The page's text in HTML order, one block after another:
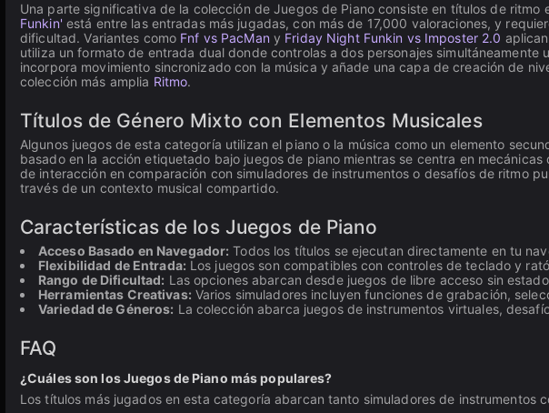
Una parte significativa de la colección de Juegos de Piano consiste en títulos de
Funkin' está entre las entradas más jugadas, con más de 17,000 valoraciones, y
dificultad. Variantes como Fnf vs PacMan y Friday Night Funkin vs Imposter 2.0
utiliza un formato de entrada dual donde controlas a dos personajes
incorpora movimiento sincronizado con la música y añade una capa de creación de
colección más amplia Ritmo.
Títulos de Género Mixto con Elementos Musicales
Algunos juegos de esta categoría utilizan el piano o la música como un elemento
basado en la acción etiquetado bajo juegos de piano mientras se centra en
de interacción en comparación con simuladores de instrumentos o desafíos de ritmo
través de un contexto musical compartido.
Características de los Juegos de Piano
Acceso Basado en Navegador: Todos los títulos se ejecutan directamente en tu
Flexibilidad de Entrada: Los juegos son compatibles con controles de teclado y
Rango de Dificultad: Las opciones abarcan desde juegos de libre acceso sin
Herramientas Creativas: Varios simuladores incluyen funciones de grabación,
Variedad de Géneros: La colección abarca juegos de instrumentos virtuales,
FAQ
¿Cuáles son los Juegos de Piano más populares?
Los títulos más jugados en esta categoría abarcan tanto simuladores de